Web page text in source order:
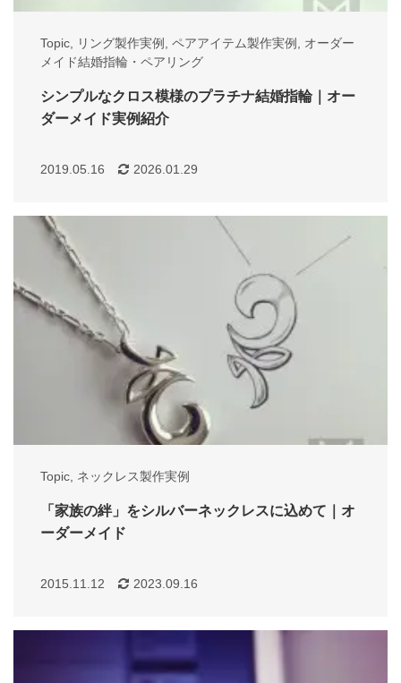
Topic, リング製作実例 , ペアアイテム製作実例 , オーダー
メイド結婚指輪・ペアリング
シンプルなクロス模様のプラチナ結婚指輪｜オー
ダーメイド実例紹介
2019.05.16 2026.01.29
Topic, ネックレス製作実例
「家族の絆」をシルバーネックレスに込めて｜オ
ーダーメイド
2015.11.12 2023.09.16